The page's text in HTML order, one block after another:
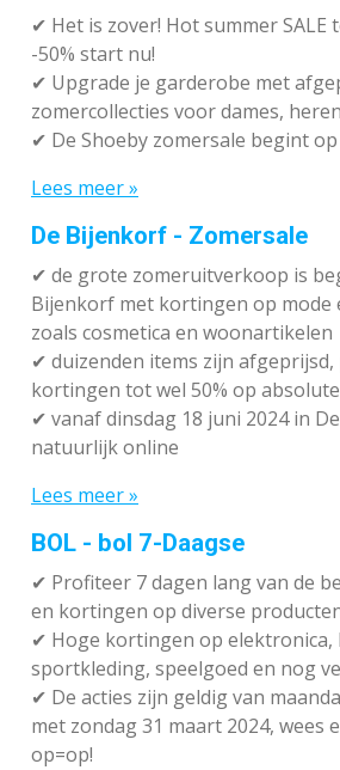
✔ Het is zover! Hot summer SALE
-50% start nu!
✔ Upgrade je garderobe met
zomercollecties voor dames,
✔ De Shoeby zomersale begint
Lees meer »
De Bijenkorf - Zomersale
✔ de grote zomeruitverkoop is
Bijenkorf met kortingen op mode
zoals cosmetica en woonartikelen
✔ duizenden items zijn
kortingen tot wel 50% op
✔ vanaf dinsdag 18 juni 2024 in
natuurlijk online
Lees meer »
BOL - bol 7-Daagse
✔ Profiteer 7 dagen lang van de
en kortingen op diverse
✔ Hoge kortingen op elektronica,
sportkleding, speelgoed en nog
✔ De acties zijn geldig van
met zondag 31 maart 2024, wees
op=op!